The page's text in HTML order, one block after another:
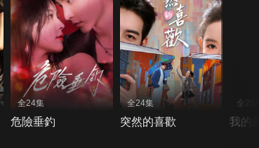
全24集
危險垂釣
全24集
突然的喜歡
全20
我的